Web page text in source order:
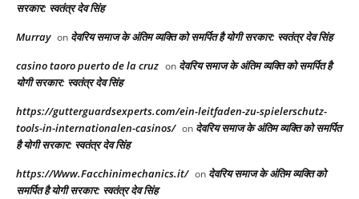
सरकार: स्वतंत्र देव सिंह
Murray on देवरिय समाज के अंतिम व्यक्ति को समर्पित है योगी सरकार: स्वतंत्र देव सिंह
casino taoro puerto de la cruz on देवरिय समाज के अंतिम व्यक्ति को समर्पित है
योगी सरकार: स्वतंत्र देव सिंह
https://gutterguardsexperts.com/ein-leitfaden-zu-spielerschutz-
tools-in-internationalen-casinos/ on देवरिय समाज के अंतिम व्यक्ति को समर्पित
है योगी सरकार: स्वतंत्र देव सिंह
https://Www.Facchinimechanics.it/ on देवरिय समाज के अंतिम व्यक्ति को
समर्पित है योगी सरकार: स्वतंत्र देव सिंह